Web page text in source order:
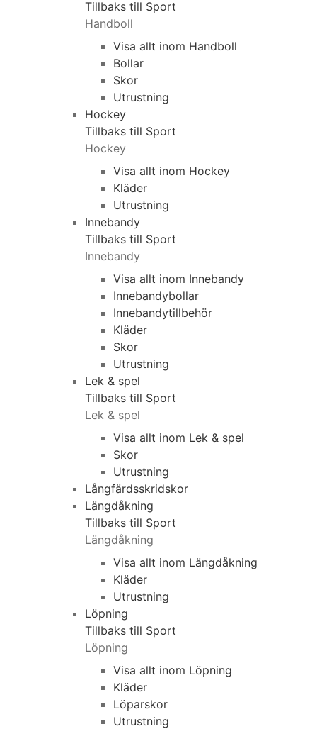
Tillbaks till Sport
Handboll
Visa allt inom Handboll
Bollar
Skor
Utrustning
Hockey
Tillbaks till Sport
Hockey
Visa allt inom Hockey
Kläder
Utrustning
Innebandy
Tillbaks till Sport
Innebandy
Visa allt inom Innebandy
Innebandybollar
Innebandytillbehör
Kläder
Skor
Utrustning
Lek & spel
Tillbaks till Sport
Lek & spel
Visa allt inom Lek & spel
Skor
Utrustning
Långfärdsskridskor
Längdåkning
Tillbaks till Sport
Längdåkning
Visa allt inom Längdåkning
Kläder
Utrustning
Löpning
Tillbaks till Sport
Löpning
Visa allt inom Löpning
Kläder
Löparskor
Utrustning